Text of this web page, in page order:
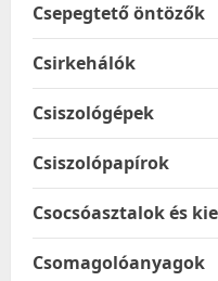
Csepegtető öntözők
Csirkehálók
Csiszológépek
Csiszolópapírok
Csocsóasztalok és
Csomagolóanyagok